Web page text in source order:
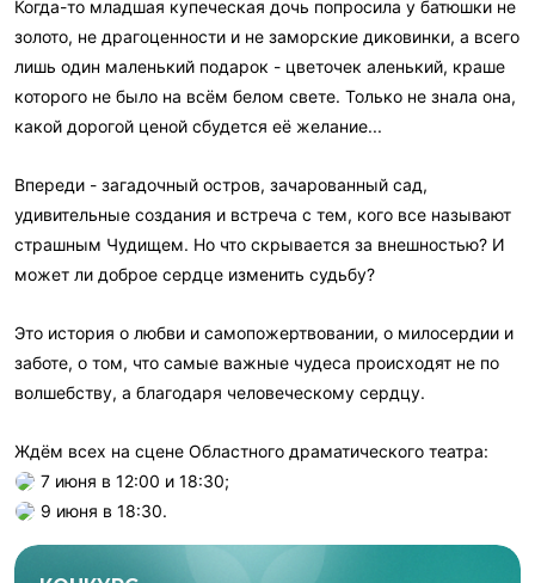
Когда-то младшая купеческая дочь попросила у батюшки не
золото, не драгоценности и не заморские диковинки, а всего
лишь один маленький подарок - цветочек аленький, краше
которого не было на всём белом свете. Только не знала она,
какой дорогой ценой сбудется её желание...
Впереди - загадочный остров, зачарованный сад,
удивительные создания и встреча с тем, кого все называют
страшным Чудищем. Но что скрывается за внешностью? И
может ли доброе сердце изменить судьбу?
Это история о любви и самопожертвовании, о милосердии и
заботе, о том, что самые важные чудеса происходят не по
волшебству, а благодаря человеческому сердцу.
Ждём всех на сцене Областного драматического театра:
7 июня в 12:00 и 18:30;
9 июня в 18:30.